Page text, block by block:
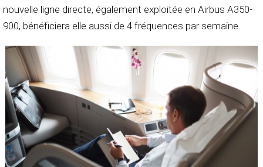
nouvelle ligne directe, également exploitée en Airbus A350-
900, bénéficiera elle aussi de 4 fréquences par semaine.